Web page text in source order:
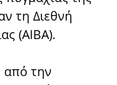
τη Διεθνή
(AIBA).
από την